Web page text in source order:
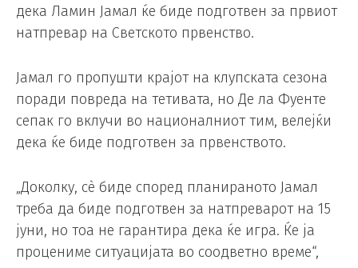
дека Ламин Јамал ​​ќе биде подготвен за првиот
натпревар на Светското првенство.
Јамал ​​го пропушти крајот на клупската сезона
поради повреда на тетивата, но Де ла Фуенте
сепак го вклучи во националниот тим, велејќи
дека ќе биде подготвен за првенството.
„Доколку, сè биде според планираното Јамал
треба да биде подготвен за натпреварот на 15
јуни, но тоа не гарантира дека ќе игра. Ќе ја
процениме ситуацијата во соодветно време“,